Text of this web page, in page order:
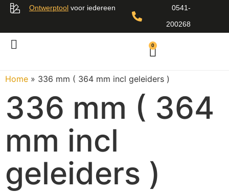
Ontwerptool voor iedereen 0541-
200268
0
Home » 336 mm ( 364 mm incl geleiders )
336 mm ( 364
mm incl
geleiders )